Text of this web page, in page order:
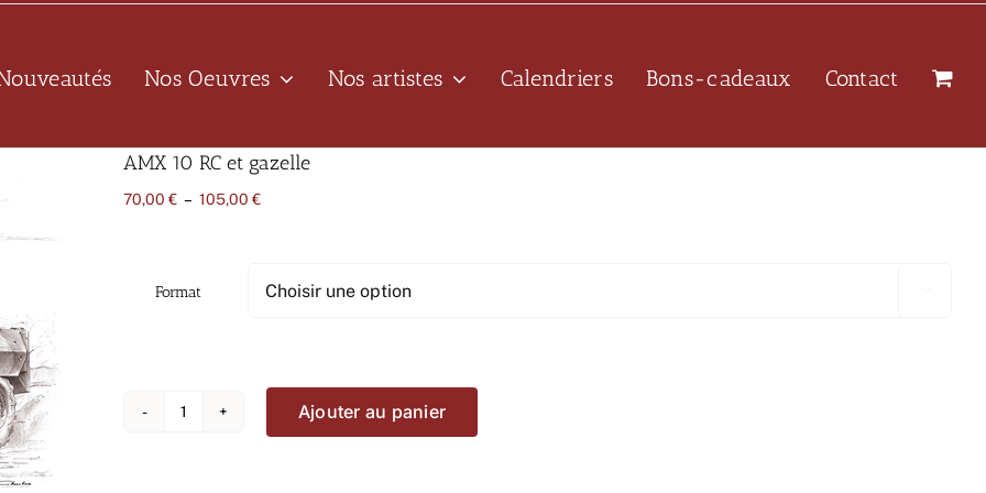
Nos Oeuvres Nos artistes Calendriers Bons-cadeaux Contact
AMX 10 RC et gazelle
70,00 € – 105,00 €Plage
105,00 €
Format
quantité
Ajouter au panier